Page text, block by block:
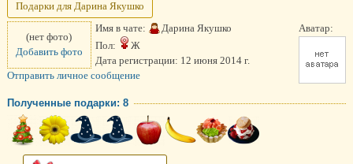
Подарки для Дарина Якушко
Аватар:
(нет фото)
Добавить фото
Имя в чате:
Дарина Якушко
Пол:
Ж
Дата регистрации: 12 июня 2014 г.
Отправить личное сообщение
Полученные подарки: 8